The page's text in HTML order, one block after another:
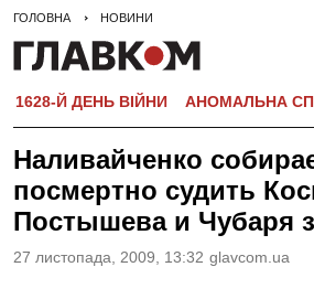
ГОЛОВНА НОВИНИ
1628-Й ДЕНЬ ВІЙНИ АНОМАЛЬНА
Наливайченко
посмертно судить
Постышева и Чубаря
27 листопада, 2009, 13:32 glavcom.ua